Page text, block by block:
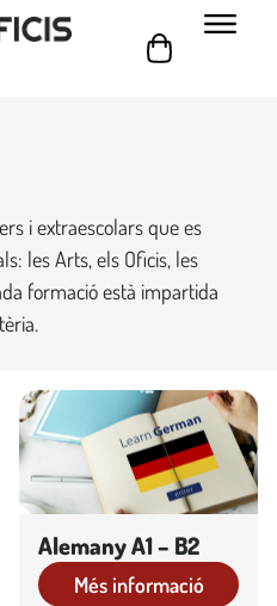
i extraescolars que es
les Arts, els Oficis, les
formació està impartida
Alemany A1 – B2
Més informació